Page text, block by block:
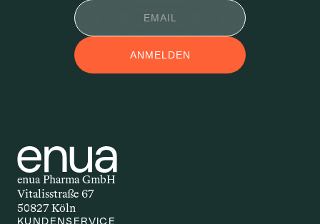
APPLIKATIONSFOR
M
oder Creme: Die Form der Anwendung
beeinflusst, wie schnell und wie stark
der Wirkstoff wirkt. Welche
Applikationsform gewählt wird, hängt
unter anderem vom Wirkstoff selbst,
ANMELDEN
enua Pharma GmbH
Vitalisstraße 67
50827 Köln
KUNDENSERVICE